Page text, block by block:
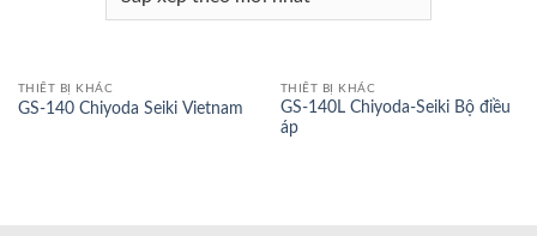
THIẾT BỊ KHÁC
GS-140 Chiyoda Seiki Vietnam
THIẾT BỊ KHÁC
GS-140L Chiyoda-Seiki Bộ điều
áp